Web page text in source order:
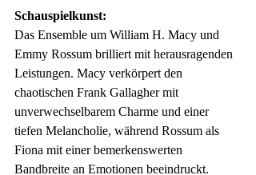
Schauspielkunst:
Das Ensemble um William H. Macy und
Emmy Rossum brilliert mit herausragenden
Leistungen. Macy verkörpert den
chaotischen Frank Gallagher mit
unverwechselbarem Charme und einer
tiefen Melancholie, während Rossum als
Fiona mit einer bemerkenswerten
Bandbreite an Emotionen beeindruckt.